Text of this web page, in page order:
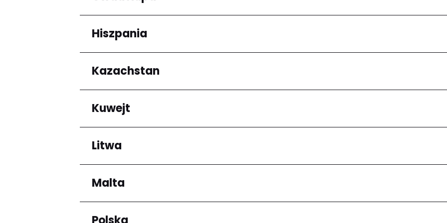
Arrondissement de Cayenne
Regiony
Grande-Terre
Hiszpania
Regiony
Andalucía
Kazachstan
Regiony
Almaty Region
Kuwejt
Regiony
Mubarak al-Kabir
Litwa
Regiony
Okręg kłajpedzki
Okręg mariampolski
Panevėžio apskritis
Malta
Regiony